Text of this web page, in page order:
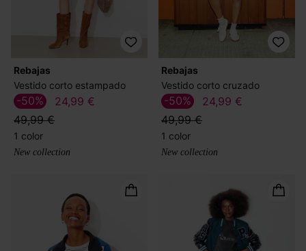
Rebajas
Vestido corto estampado
24,99 €
49,99 €
-50%
1 color
New collection
Rebajas
Vestido corto cruzado
24,99 €
49,99 €
-50%
1 color
New collection